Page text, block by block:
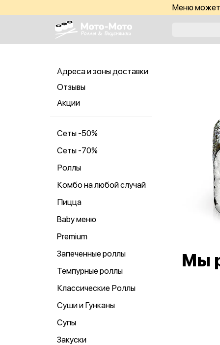
Меню может
Адреса и зоны доставки
Отзывы
Акции
Сеты -50%
Сеты -70%
Роллы
Комбо на любой случай
Пицца
Baby меню
Premium
Запеченные роллы
Темпурные роллы
Классические Роллы
Суши и Гунканы
Супы
Закуски
Мы